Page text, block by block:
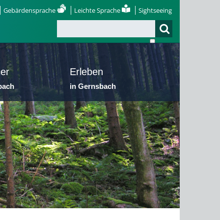
Gebärdensprache Leichte Sprache Sightseeing
Erleben
in Gernsbach